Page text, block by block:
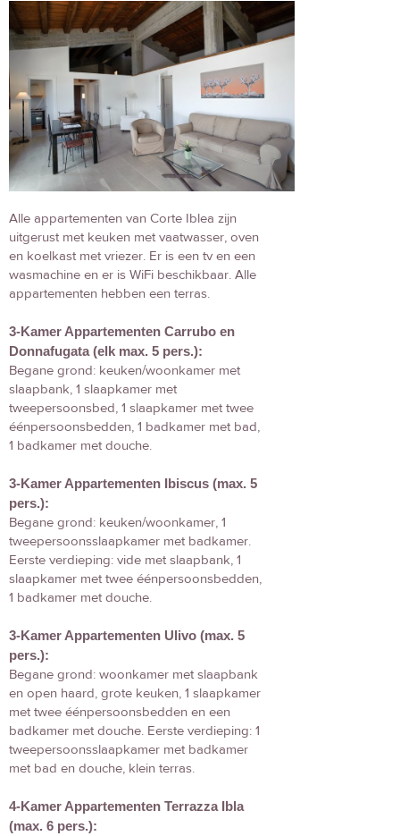
Alle appartementen van Corte Iblea zijn
uitgerust met keuken met vaatwasser, oven
en koelkast met vriezer. Er is een tv en een
wasmachine en er is WiFi beschikbaar. Alle
appartementen hebben een terras.
3-Kamer Appartementen Carrubo en
Donnafugata (elk max. 5 pers.):
Begane grond: keuken/woonkamer met
slaapbank, 1 slaapkamer met
tweepersoonsbed, 1 slaapkamer met twee
éénpersoonsbedden, 1 badkamer met bad,
1 badkamer met douche.
3-Kamer Appartementen Ibiscus (max. 5
pers.):
Begane grond: keuken/woonkamer, 1
tweepersoonsslaapkamer met badkamer.
Eerste verdieping: vide met slaapbank, 1
slaapkamer met twee éénpersoonsbedden,
1 badkamer met douche.
3-Kamer Appartementen Ulivo (max. 5
pers.):
Begane grond: woonkamer met slaapbank
en open haard, grote keuken, 1 slaapkamer
met twee éénpersoonsbedden en een
badkamer met douche. Eerste verdieping: 1
tweepersoonsslaapkamer met badkamer
met bad en douche, klein terras.
4-Kamer Appartementen Terrazza Ibla
(max. 6 pers.):